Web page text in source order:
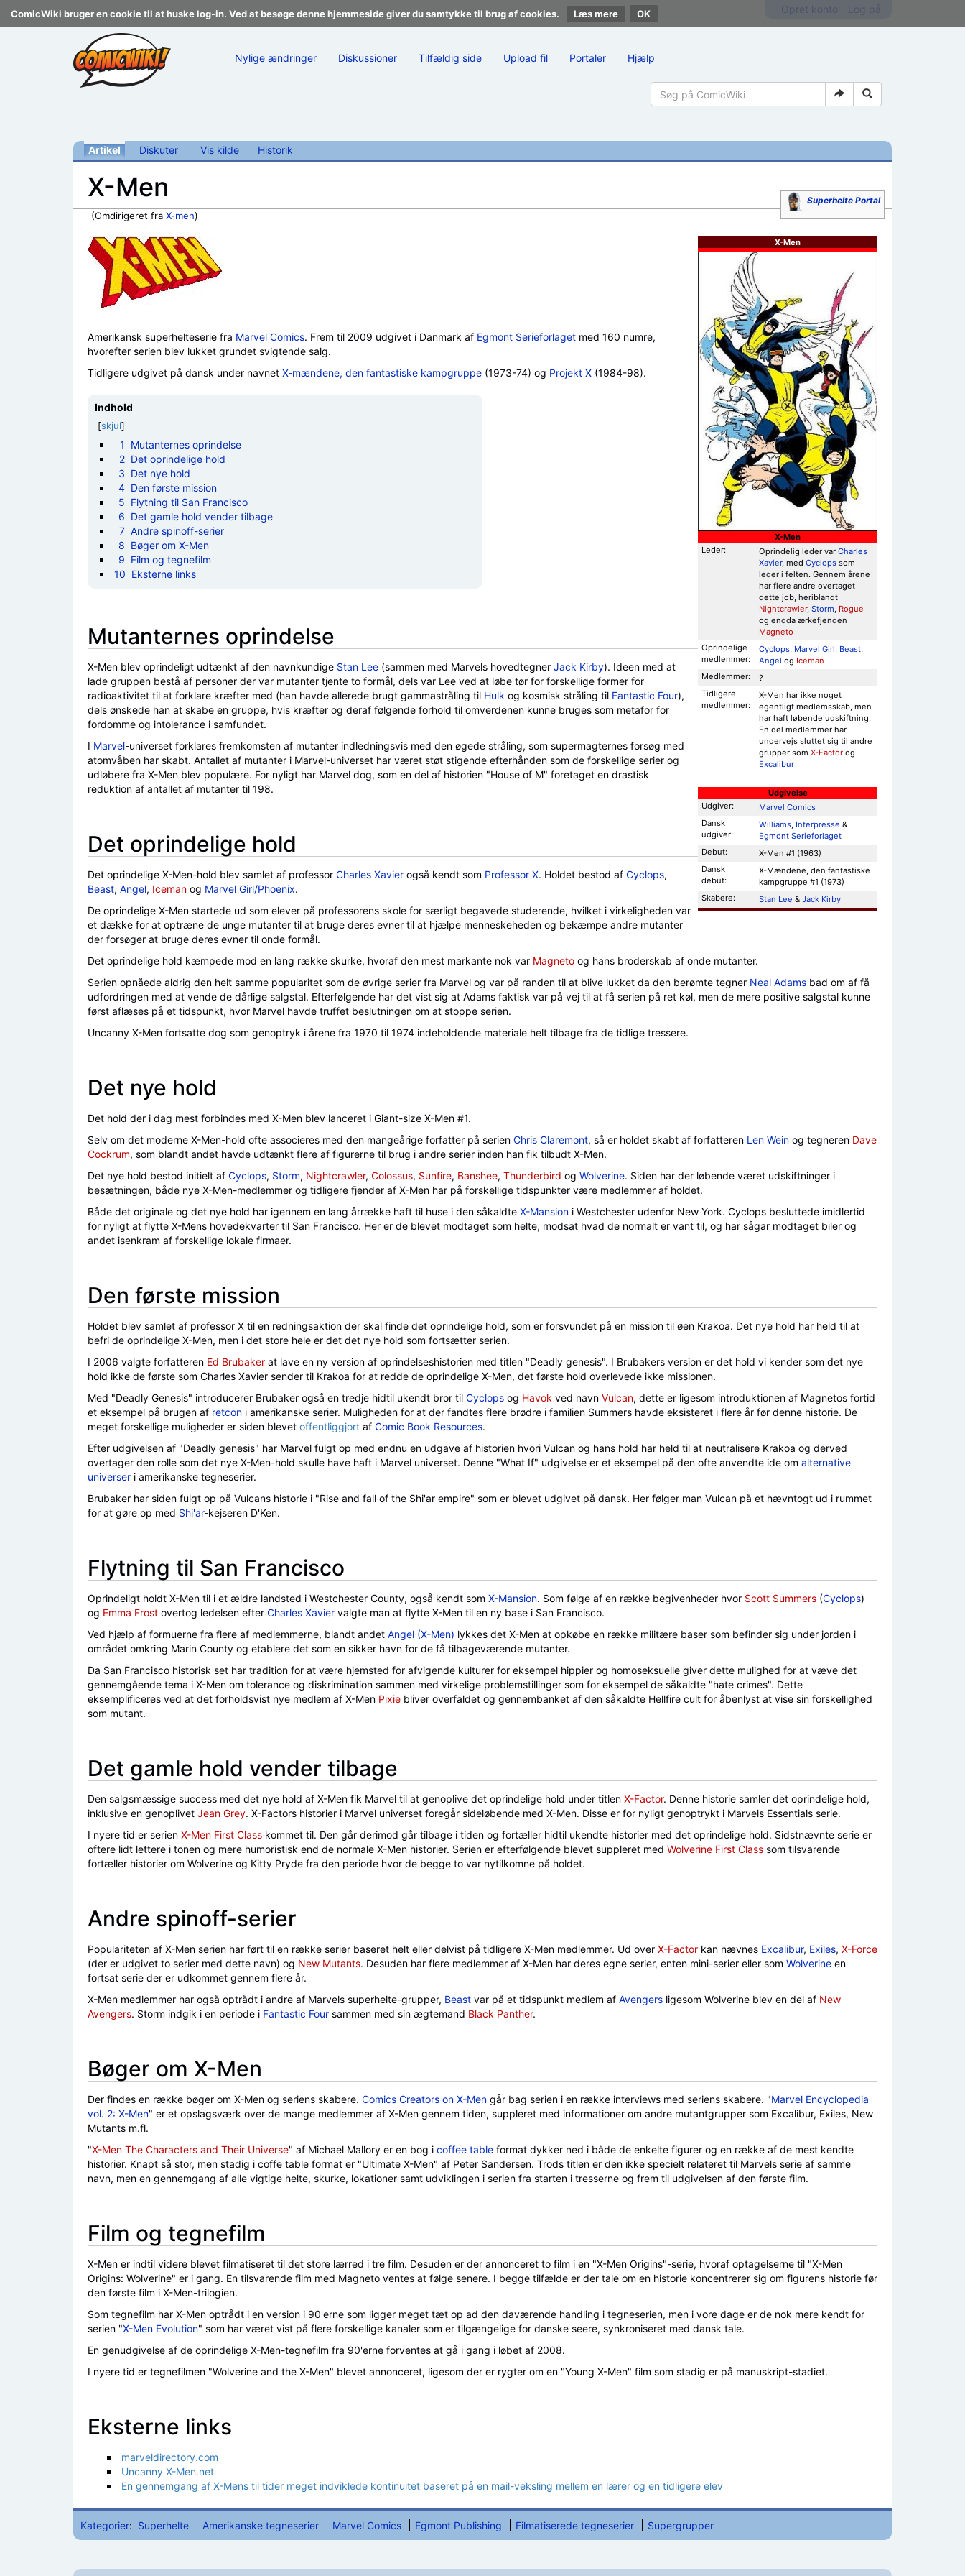
ComicWiki bruger en cookie til at huske log-in. Ved at besøge denne hjemmeside giver du samtykke til brug af cookies. Læs mere
Nylige ændringer Diskussioner Tilfældig side Upload fil Portaler Hjælp
Artikel Diskuter Vis kilde Historik
X-Men
(Omdirigeret fra X-men)
Superhelte Portal
X-Men
X-Men
Leder:
Oprindelig leder var Charles
Xavier, med Cyclops som
leder i felten. Gennem årene
har flere andre overtaget
dette job, heriblandt
Nightcrawler, Storm, Rogue
og endda ærkefjenden
Magneto
Oprindelige
medlemmer:
Cyclops, Marvel Girl, Beast,
Angel og Iceman
Medlemmer:
?
Tidligere
medlemmer:
X-Men har ikke noget
egentligt medlemsskab, men
har haft løbende udskiftning.
En del medlemmer har
undervejs sluttet sig til andre
grupper som X-Factor og
Excalibur
Udgivelse
Udgiver:
Marvel Comics
Dansk
udgiver:
Williams, Interpresse &
Egmont Serieforlaget
Debut:
X-Men #1 (1963)
Dansk
debut:
X-Mændene, den fantastiske
kampgruppe #1 (1973)
Skabere:
Stan Lee & Jack Kirby
Amerikansk superhelteserie fra Marvel Comics. Frem til 2009 udgivet i Danmark af Egmont Serieforlaget med 160 numre,
hvorefter serien blev lukket grundet svigtende salg.
Tidligere udgivet på dansk under navnet X-mændene, den fantastiske kampgruppe (1973-74) og Projekt X (1984-98).
Indhold
[skjul]
1
Mutanternes oprindelse
2 Det oprindelige hold
3 Det nye hold
4 Den første mission
5 Flytning til San Francisco
6 Det gamle hold vender tilbage
7 Andre spinoff-serier
8 Bøger om X-Men
9 Film og tegnefilm
10 Eksterne links
Mutanternes oprindelse
X-Men blev oprindeligt udtænkt af den navnkundige Stan Lee (sammen med Marvels hovedtegner Jack Kirby). Ideen med at
lade gruppen bestå af personer der var mutanter tjente to formål, dels var Lee ved at løbe tør for forskellige former for
radioaktivitet til at forklare kræfter med (han havde allerede brugt gammastråling til Hulk og kosmisk stråling til Fantastic Four),
dels ønskede han at skabe en gruppe, hvis kræfter og deraf følgende forhold til omverdenen kunne bruges som metafor for
fordomme og intolerance i samfundet.
I Marvel-universet forklares fremkomsten af mutanter indledningsvis med den øgede stråling, som supermagternes forsøg med
atomvåben har skabt. Antallet af mutanter i Marvel-universet har været støt stigende efterhånden som de forskellige serier og
udløbere fra X-Men blev populære. For nyligt har Marvel dog, som en del af historien "House of M" foretaget en drastisk
reduktion af antallet af mutanter til 198.
Det oprindelige hold
Det oprindelige X-Men-hold blev samlet af professor Charles Xavier også kendt som Professor X. Holdet bestod af Cyclops,
Beast, Angel, Iceman og Marvel Girl/Phoenix.
De oprindelige X-Men startede ud som elever på professorens skole for særligt begavede studerende, hvilket i virkeligheden var
et dække for at optræne de unge mutanter til at bruge deres evner til at hjælpe menneskeheden og bekæmpe andre mutanter
der forsøger at bruge deres evner til onde formål.
Det oprindelige hold kæmpede mod en lang række skurke, hvoraf den mest markante nok var Magneto og hans broderskab af onde mutanter.
Serien opnåede aldrig den helt samme popularitet som de øvrige serier fra Marvel og var på randen til at blive lukket da den berømte tegner Neal Adams bad om af få
udfordringen med at vende de dårlige salgstal. Efterfølgende har det vist sig at Adams faktisk var på vej til at få serien på ret køl, men de mere positive salgstal kunne
først aflæses på et tidspunkt, hvor Marvel havde truffet beslutningen om at stoppe serien.
Uncanny X-Men fortsatte dog som genoptryk i årene fra 1970 til 1974 indeholdende materiale helt tilbage fra de tidlige tressere.
Det nye hold
Det hold der i dag mest forbindes med X-Men blev lanceret i Giant-size X-Men #1.
Selv om det moderne X-Men-hold ofte associeres med den mangeårige forfatter på serien Chris Claremont, så er holdet skabt af forfatteren Len Wein og tegneren Dave
Cockrum, som blandt andet havde udtænkt flere af figurerne til brug i andre serier inden han fik tilbudt X-Men.
Det nye hold bestod initielt af Cyclops, Storm, Nightcrawler, Colossus, Sunfire, Banshee, Thunderbird og Wolverine. Siden har der løbende været udskiftninger i
besætningen, både nye X-Men-medlemmer og tidligere fjender af X-Men har på forskellige tidspunkter være medlemmer af holdet.
Både det originale og det nye hold har igennem en lang årrække haft til huse i den såkaldte X-Mansion i Westchester udenfor New York. Cyclops besluttede imidlertid
for nyligt at flytte X-Mens hovedekvarter til San Francisco. Her er de blevet modtaget som helte, modsat hvad de normalt er vant til, og har sågar modtaget biler og
andet isenkram af forskellige lokale firmaer.
Den første mission
Holdet blev samlet af professor X til en redningsaktion der skal finde det oprindelige hold, som er forsvundet på en mission til øen Krakoa. Det nye hold har held til at
befri de oprindelige X-Men, men i det store hele er det det nye hold som fortsætter serien.
I 2006 valgte forfatteren Ed Brubaker at lave en ny version af oprindelseshistorien med titlen "Deadly genesis". I Brubakers version er det hold vi kender som det nye
hold ikke de første som Charles Xavier sender til Krakoa for at redde de oprindelige X-Men, det første hold overlevede ikke missionen.
Med "Deadly Genesis" introducerer Brubaker også en tredje hidtil ukendt bror til Cyclops og Havok ved navn Vulcan, dette er ligesom introduktionen af Magnetos fortid
et eksempel på brugen af retcon i amerikanske serier. Muligheden for at der fandtes flere brødre i familien Summers havde eksisteret i flere år før denne historie. De
meget forskellige muligheder er siden blevet offentliggjort af Comic Book Resources.
Efter udgivelsen af "Deadly genesis" har Marvel fulgt op med endnu en udgave af historien hvori Vulcan og hans hold har held til at neutralisere Krakoa og derved
overtager den rolle som det nye X-Men-hold skulle have haft i Marvel universet. Denne "What If" udgivelse er et eksempel på den ofte anvendte ide om alternative
universer i amerikanske tegneserier.
Brubaker har siden fulgt op på Vulcans historie i "Rise and fall of the Shi'ar empire" som er blevet udgivet på dansk. Her følger man Vulcan på et hævntogt ud i rummet
for at gøre op med Shi'ar-kejseren D'Ken.
Flytning til San Francisco
Oprindeligt holdt X-Men til i et ældre landsted i Westchester County, også kendt som X-Mansion. Som følge af en række begivenheder hvor Scott Summers (Cyclops)
og Emma Frost overtog ledelsen efter Charles Xavier valgte man at flytte X-Men til en ny base i San Francisco.
Ved hjælp af formuerne fra flere af medlemmerne, blandt andet Angel (X-Men) lykkes det X-Men at opkøbe en række militære baser som befinder sig under jorden i
området omkring Marin County og etablere det som en sikker havn for de få tilbageværende mutanter.
Da San Francisco historisk set har tradition for at være hjemsted for afvigende kulturer for eksempel hippier og homoseksuelle giver dette mulighed for at væve det
gennemgående tema i X-Men om tolerance og diskrimination sammen med virkelige problemstillinger som for eksempel de såkaldte "hate crimes". Dette
eksemplificeres ved at det forholdsvist nye medlem af X-Men Pixie bliver overfaldet og gennembanket af den såkaldte Hellfire cult for åbenlyst at vise sin forskellighed
som mutant.
Det gamle hold vender tilbage
Den salgsmæssige success med det nye hold af X-Men fik Marvel til at genoplive det oprindelige hold under titlen X-Factor. Denne historie samler det oprindelige hold,
inklusive en genoplivet Jean Grey. X-Factors historier i Marvel universet foregår sideløbende med X-Men. Disse er for nyligt genoptrykt i Marvels Essentials serie.
I nyere tid er serien X-Men First Class kommet til. Den går derimod går tilbage i tiden og fortæller hidtil ukendte historier med det oprindelige hold. Sidstnævnte serie er
oftere lidt lettere i tonen og mere humoristisk end de normale X-Men historier. Serien er efterfølgende blevet suppleret med Wolverine First Class som tilsvarende
fortæller historier om Wolverine og Kitty Pryde fra den periode hvor de begge to var nytilkomne på holdet.
Andre spinoff-serier
Populariteten af X-Men serien har ført til en række serier baseret helt eller delvist på tidligere X-Men medlemmer. Ud over X-Factor kan nævnes Excalibur, Exiles, X-Force
(der er udgivet to serier med dette navn) og New Mutants. Desuden har flere medlemmer af X-Men har deres egne serier, enten mini-serier eller som Wolverine en
fortsat serie der er udkommet gennem flere år.
X-Men medlemmer har også optrådt i andre af Marvels superhelte-grupper, Beast var på et tidspunkt medlem af Avengers ligesom Wolverine blev en del af New
Avengers. Storm indgik i en periode i Fantastic Four sammen med sin ægtemand Black Panther.
Bøger om X-Men
Der findes en række bøger om X-Men og seriens skabere. Comics Creators on X-Men går bag serien i en række interviews med seriens skabere. "Marvel Encyclopedia
vol. 2: X-Men" er et opslagsværk over de mange medlemmer af X-Men gennem tiden, suppleret med informationer om andre mutantgrupper som Excalibur, Exiles, New
Mutants m.fl.
"X-Men The Characters and Their Universe" af Michael Mallory er en bog i coffee table format dykker ned i både de enkelte figurer og en række af de mest kendte
historier. Knapt så stor, men stadig i coffe table format er "Ultimate X-Men" af Peter Sandersen. Trods titlen er den ikke specielt relateret til Marvels serie af samme
navn, men en gennemgang af alle vigtige helte, skurke, lokationer samt udviklingen i serien fra starten i tresserne og frem til udgivelsen af den første film.
Film og tegnefilm
X-Men er indtil videre blevet filmatiseret til det store lærred i tre film. Desuden er der annonceret to film i en "X-Men Origins"-serie, hvoraf optagelserne til "X-Men
Origins: Wolverine" er i gang. En tilsvarende film med Magneto ventes at følge senere. I begge tilfælde er der tale om en historie koncentrerer sig om figurens historie før
den første film i X-Men-trilogien.
Som tegnefilm har X-Men optrådt i en version i 90'erne som ligger meget tæt op ad den daværende handling i tegneserien, men i vore dage er de nok mere kendt for
serien "X-Men Evolution" som har været vist på flere forskellige kanaler som er tilgængelige for danske seere, synkroniseret med dansk tale.
En genudgivelse af de oprindelige X-Men-tegnefilm fra 90'erne forventes at gå i gang i løbet af 2008.
I nyere tid er tegnefilmen "Wolverine and the X-Men" blevet annonceret, ligesom der er rygter om en "Young X-Men" film som stadig er på manuskript-stadiet.
Eksterne links
marveldirectory.com
Uncanny X-Men.net
En gennemgang af X-Mens til tider meget indviklede kontinuitet baseret på en mail-veksling mellem en lærer og en tidligere elev
Kategorier: Superhelte Amerikanske tegneserier Marvel Comics Egmont Publishing Filmatiserede tegneserier Supergrupper